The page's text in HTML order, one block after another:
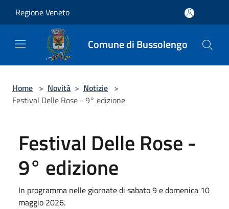
Regione Veneto
Comune di Bussolengo
Home > Novità > Notizie >
Festival Delle Rose - 9° edizione
Festival Delle Rose -
9° edizione
In programma nelle giornate di sabato 9 e domenica 10
maggio 2026.